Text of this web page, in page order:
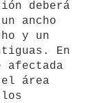
ancho
y un
En
área
los